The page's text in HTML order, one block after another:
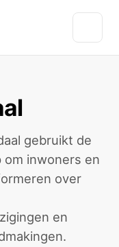
gebruikt de
inwoners en
over
en